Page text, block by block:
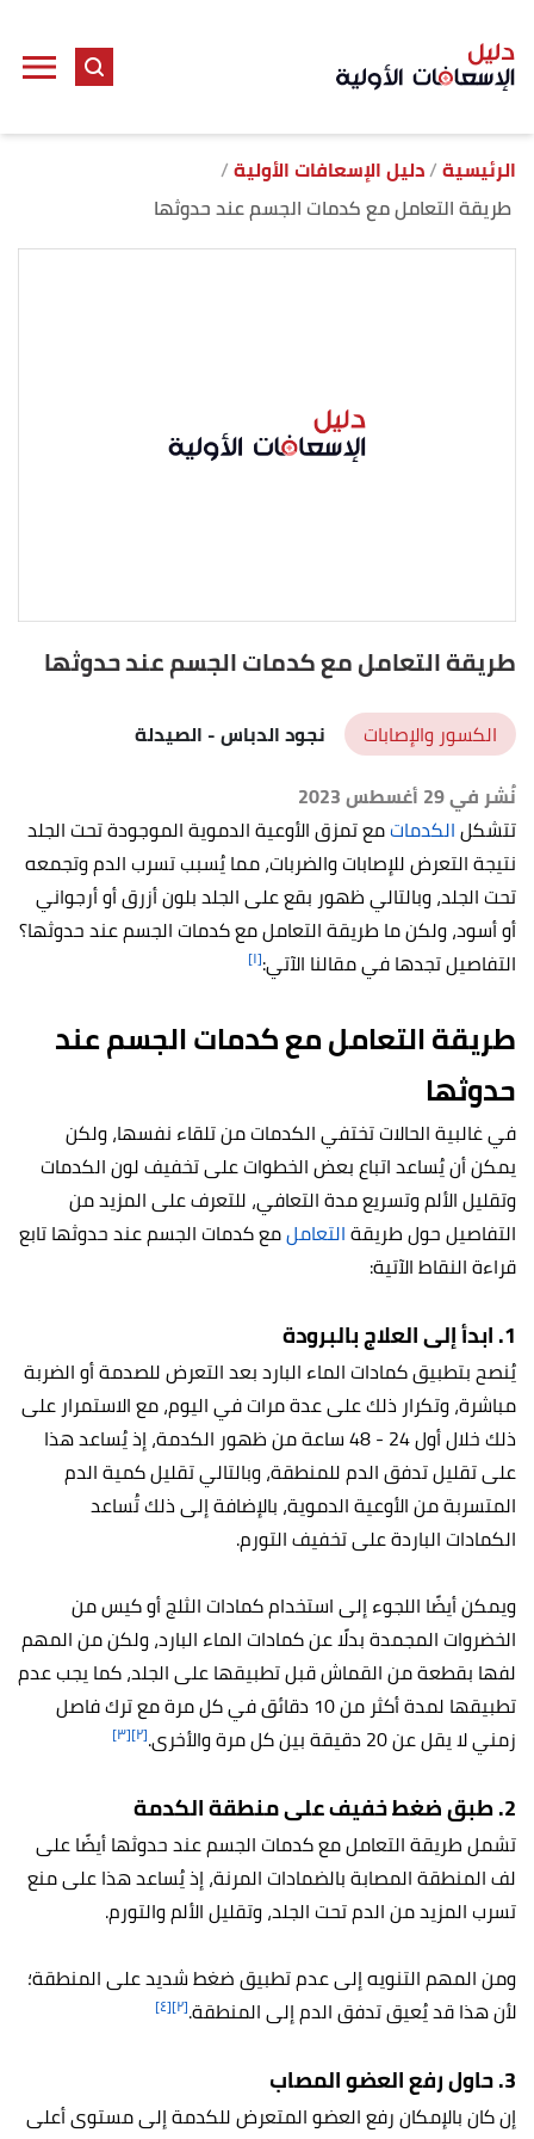
الرئيسية دليل الإسعافات الأولية
طريقة التعامل مع كدمات الجسم عند حدوثها
طريقة التعامل مع كدمات الجسم عند حدوثها
الكسور والإصابات نجود الدباس- الصيدلة
نُشر في 29 أغسطس 2023
تتشكلالكدماتمع تمزق الأوعية الدموية الموجودة تحت الجلد
نتيجة التعرض للإصابات والضربات، مما يُسبب تسرب الدم وتجمعه
تحت الجلد، وبالتالي ظهور بقع على الجلد بلون أزرق أو أرجواني
أو أسود، ولكن ما طريقة التعامل مع كدمات الجسم عند حدوثها؟
التفاصيل تجدها في مقالنا الآتي:[١]
طريقة التعامل مع كدمات الجسم عند
حدوثها
في غالبية الحالات تختفي الكدمات من تلقاء نفسها، ولكن
يمكن أن يُساعد اتباع بعض الخطوات على تخفيف لون الكدمات
وتقليل الألم وتسريع مدة التعافي، للتعرف على المزيد من
التفاصيل حول طريقةالتعاملمع كدمات الجسم عند حدوثها تابع
قراءة النقاط الآتية:
1. ابدأ إلى العلاج بالبرودة
يُنصح بتطبيق كمادات الماء البارد بعد التعرض للصدمة أو الضربة
مباشرة، وتكرار ذلك على عدة مرات في اليوم، مع الاستمرار على
ذلك خلال أول 24 - 48 ساعة من ظهور الكدمة، إذ يُساعد هذا
على تقليل تدفق الدم للمنطقة، وبالتالي تقليل كمية الدم
المتسربة من الأوعية الدموية، بالإضافة إلى ذلك تُساعد
الكمادات الباردة على تخفيف التورم.
ويمكن أيضًا اللجوء إلى استخدام كمادات الثلج أو كيس من
الخضروات المجمدة بدلًا عن كمادات الماء البارد، ولكن من المهم
لفها بقطعة من القماش قبل تطبيقها على الجلد، كما يجب عدم
تطبيقها لمدة أكثر من 10 دقائق في كل مرة مع ترك فاصل
زمني لا يقل عن 20 دقيقة بين كل مرة والأخرى.
[٢] [٣]
2. طبق ضغط خفيف على منطقة الكدمة
تشمل طريقة التعامل مع كدمات الجسم عند حدوثها أيضًا على
لف المنطقة المصابة بالضمادات المرنة، إذ يُساعد هذا على منع
تسرب المزيد من الدم تحت الجلد، وتقليل الألم والتورم.
ومن المهم التنويه إلى عدم تطبيق ضغط شديد على المنطقة؛
لأن هذا قد يُعيق تدفق الدم إلى المنطقة.[٢] [٤]
3. حاول رفع العضو المصاب
إن كان بالإمكان رفع العضو المتعرض للكدمة إلى مستوى أعلى